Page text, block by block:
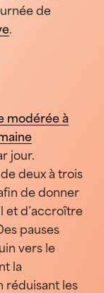
de
.
modérée à
jour.
deux à trois
de donner
et d’accroître
pauses
vers le
la
réduisant les